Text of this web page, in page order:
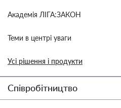
Академія ЛІГА:ЗАКОН
Теми в центрі уваги
Усі рішення і продукти
Співробітництво